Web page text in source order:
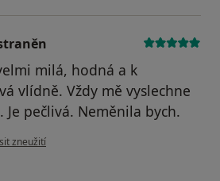
milá, hodná a k
vlídně. Vždy mě vyslechne
pečlivá. Neměnila bych.
uživatele Váš účet byl odstraněn
zneužití